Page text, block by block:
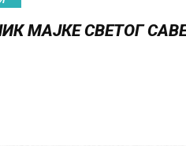
МАЈКЕ СВЕТОГ